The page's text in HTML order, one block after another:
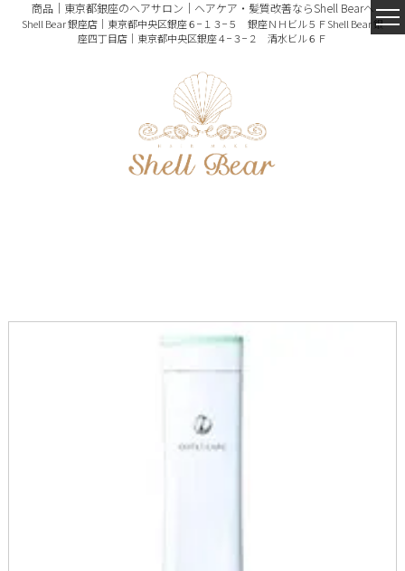
商品｜東京都銀座のヘアサロン｜ヘアケア・髪質改善ならShell Bearへ
Shell Bear 銀座店｜東京都中央区銀座６−１３−５ 銀座ＮＨビル５ＦShell Bear 銀
座四丁目店｜東京都中央区銀座４−３−２ 清水ビル６Ｆ